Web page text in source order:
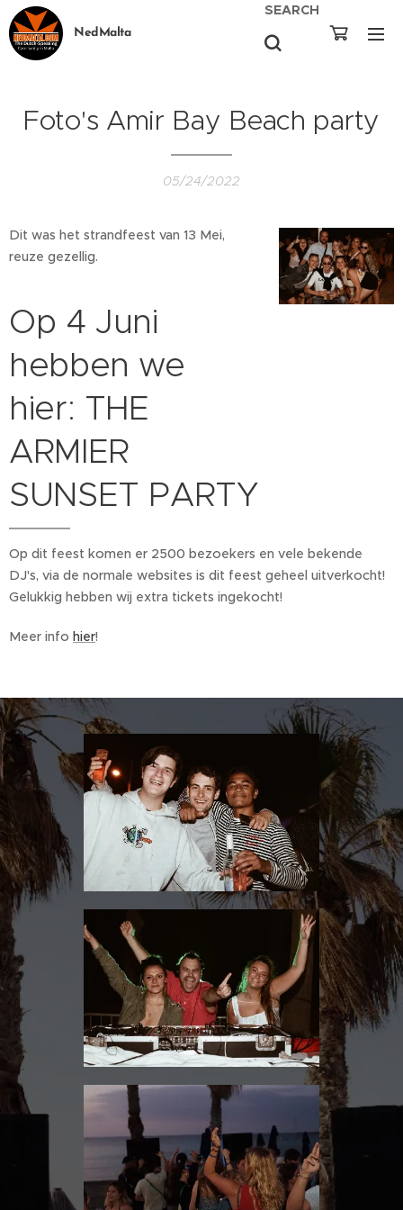
NedMalta
SEARCH
Foto's Amir Bay Beach party
05/24/2022
Dit was het strandfeest van 13 Mei,
reuze gezellig.
Op 4 Juni
hebben we
hier: THE
ARMIER
SUNSET PARTY
Op dit feest komen er 2500 bezoekers en vele bekende
DJ's, via de normale websites is dit feest geheel uitverkocht!
Gelukkig hebben wij extra tickets ingekocht!
Meer info hier!